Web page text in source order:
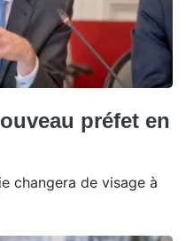
préfet en
changera de visage à